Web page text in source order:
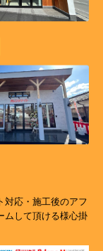
対応・施工後のアフ
ムして頂ける様心掛